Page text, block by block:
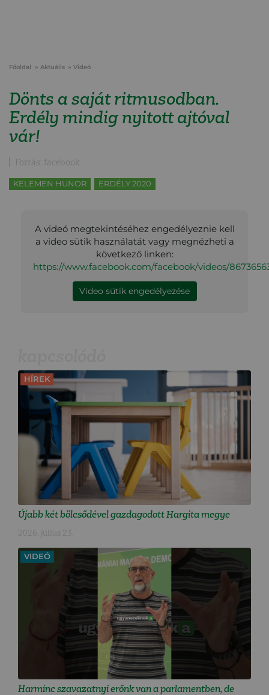
Főoldal Aktuális Videó
Dönts a saját ritmusodban.
Erdély mindig nyitott ajtóval
vár!
Forrás: facebook
KELEMEN HUNOR ERDÉLY 2020
A videó megtekintéséhez engedélyeznie kell
a video sütik használatát vagy megnézheti a
következő linken:
https://www.facebook.com/facebook/videos/
Video sütik engedélyezése
HÍREK
Újabb két bölcsődével gazdagodott Hargita megye
2026. július 23.
VIDEÓ
Harminc szavazatnyi erőnk van a parlamentben, de